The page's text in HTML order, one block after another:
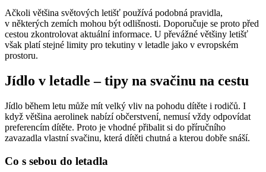
Ačkoli většina světových letišť používá podobná pravidla,
v některých zemích mohou být odlišnosti. Doporučuje se proto před
cestou zkontrolovat aktuální informace. U převážné většiny letišť
však platí stejné limity pro tekutiny v letadle jako v evropském
prostoru.
Jídlo v letadle – tipy na svačinu na cestu
Jídlo během letu může mít velký vliv na pohodu dítěte i rodičů. I
když většina aerolinek nabízí občerstvení, nemusí vždy odpovídat
preferencím dítěte. Proto je vhodné přibalit si do příručního
zavazadla vlastní svačinu, která dítěti chutná a kterou dobře snáší.
Co s sebou do letadla